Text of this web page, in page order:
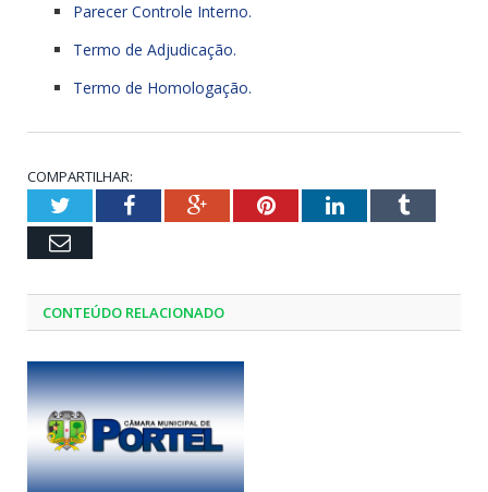
Parecer Controle Interno.
Termo de Adjudicação.
Termo de Homologação.
COMPARTILHAR:
TwitterFacebookGoogle+PinterestLinkedInTumblr
Email
CONTEÚDO RELACIONADO